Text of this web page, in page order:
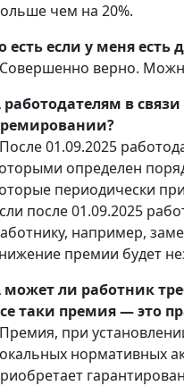
чем на 20%.
есть если у меня
верно.
работодателям в
01.09.2025
определен
периодически
после 01.09.2025
например,
премии будет
может ли работник
таки премия — это
при
нормативных